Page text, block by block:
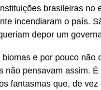
brasileiras no
incendiaram o país.
depor um
e por pouco não
não pensavam assim.
fantasmas que, de